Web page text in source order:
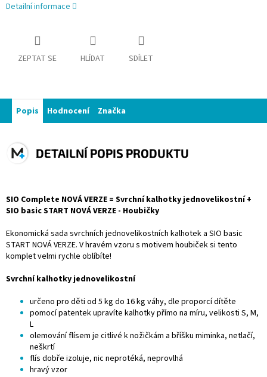
Detailní informace
ZEPTAT SE HLÍDAT SDÍLET
Popis Hodnocení Značka
DETAILNÍ POPIS PRODUKTU
SIO Complete NOVÁ VERZE = Svrchní kalhotky jednovelikostní +
SIO basic START NOVÁ VERZE - Houbičky
Ekonomická sada svrchních jednovelikostních kalhotek a SIO basic
START NOVÁ VERZE. V hravém vzoru s motivem houbiček si tento
komplet velmi rychle oblíbíte!
Svrchní kalhotky jednovelikostní
určeno pro děti od 5 kg do 16 kg váhy, dle proporcí dítěte
pomocí patentek upravíte kalhotky přímo na míru, velikosti S, M,
L
olemování flísem je citlivé k nožičkám a bříšku miminka, netlačí,
neškrtí
flís dobře izoluje, nic neprotéká, neprovlhá
hravý vzor